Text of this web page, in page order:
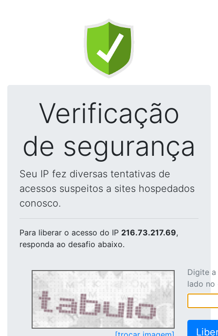
Verificação
de segurança
Seu IP fez diversas tentativas de
acessos suspeitos a sites hospedados
conosco.
Para liberar o acesso do IP 216.73.217.69,
responda ao desafio abaixo.
Digite
lado no